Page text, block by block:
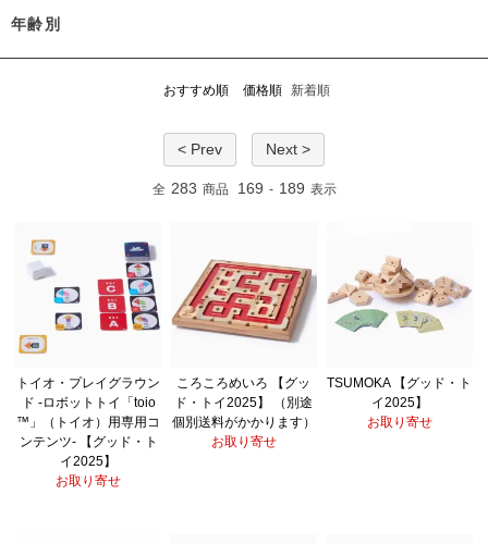
年齢別
おすすめ順 価格順 新着順
< Prev Next >
全 283 商品 169 - 189 表示
トイオ・プレイグラウン
ド -ロボットトイ「toio
™」（トイオ）用専用コ
ンテンツ- 【グッド・ト
イ2025】
お取り寄せ
ころころめいろ 【グッ
ド・トイ2025】 （別途
個別送料がかかります）
お取り寄せ
TSUMOKA 【グッド・ト
イ2025】
お取り寄せ